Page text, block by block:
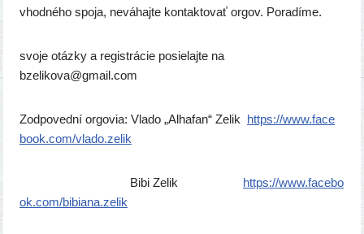
vhod­né­ho spo­ja, nevá­haj­te kon­tak­to­vať orgov. Poradíme.
svo­je otáz­ky a regis­trá­cie posie­laj­te na
bzelikova@gmail.com
Zodpovední orgo­via: Vlado „Alhafan“ Zelik https://​www​.face​
bo​ok​.com/​v​l​a​d​o​.​z​e​lik
Bibi Zelik https://​www​.face​bo​
ok​.com/​b​i​b​i​a​n​a​.​z​e​lik